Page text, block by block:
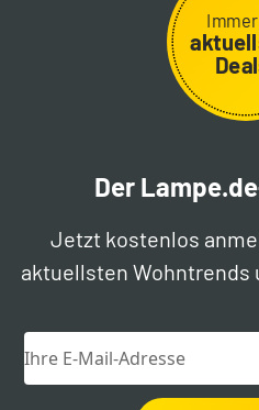
Der
Jetzt kostenlos
aktuellsten Wohntrends